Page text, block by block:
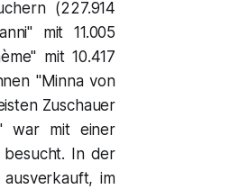
(227.914
mit 11.005
mit 10.417
"Minna von
Zuschauer
war mit einer
besucht. In der
im